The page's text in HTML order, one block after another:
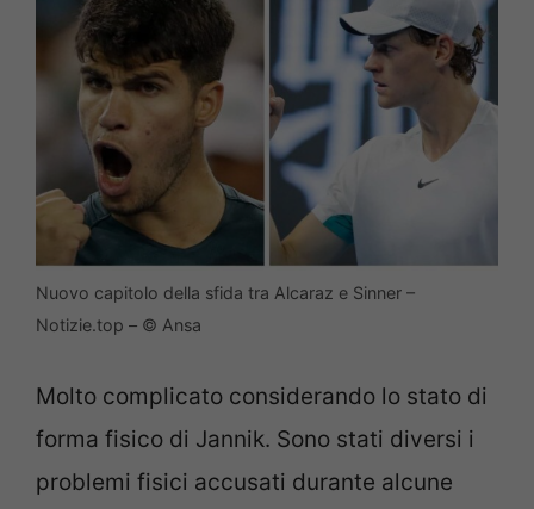
Nuovo capitolo della sfida tra Alcaraz e Sinner –
Notizie.top – © Ansa
Molto complicato considerando lo stato di
forma fisico di Jannik. Sono stati diversi i
problemi fisici accusati durante alcune